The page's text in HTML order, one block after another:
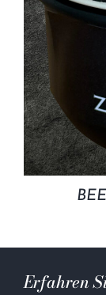
Erfahren